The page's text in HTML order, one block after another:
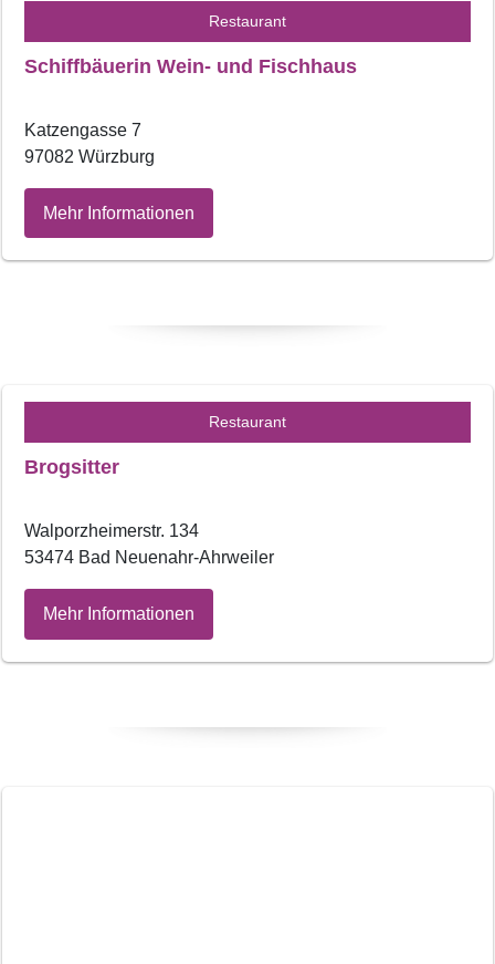
Restaurant
Schiffbäuerin Wein- und Fischhaus
Katzengasse 7
97082 Würzburg
Mehr Informationen
Restaurant
Brogsitter
Walporzheimerstr. 134
53474 Bad Neuenahr-Ahrweiler
Mehr Informationen